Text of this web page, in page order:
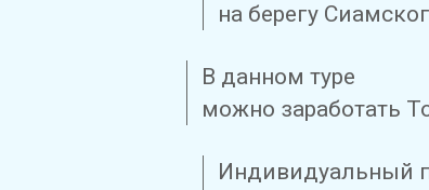
на берегу
В данном туре
можно заработать
Индивидуальный